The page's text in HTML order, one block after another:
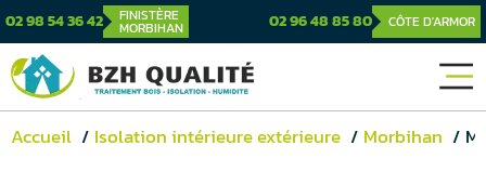
02 98 54 36 42 FINISTÈRE
MORBIHAN 02 96 48 85 80 CÔTE D'ARMOR
Accueil Isolation intérieure extérieure Morbihan